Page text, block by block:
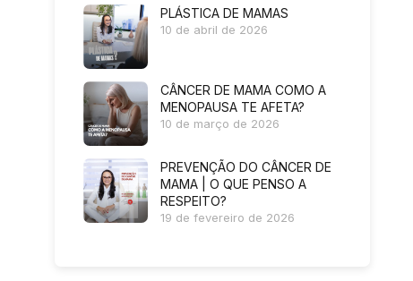
PLÁSTICA DE MAMAS
10 de abril de 2026
CÂNCER DE MAMA COMO A
MENOPAUSA TE AFETA?
10 de março de 2026
PREVENÇÃO DO CÂNCER DE
MAMA | O QUE PENSO A
RESPEITO?
19 de fevereiro de 2026